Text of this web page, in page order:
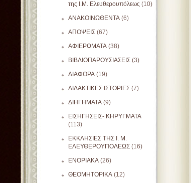
της Ι.Μ. Ελευθερουπόλεως (10)
ΑΝΑΚΟΙΝΩΘΕΝΤΑ (6)
ΑΠΟΨΕΙΣ (67)
ΑΦΙΕΡΩΜΑΤΑ (38)
ΒΙΒΛΙΟΠΑΡΟΥΣΙΑΣΕΙΣ (3)
ΔΙΑΦΟΡΑ (19)
ΔΙΔΑΚΤΙΚΕΣ ΙΣΤΟΡΙΕΣ (7)
ΔΙΗΓΗΜΑΤΑ (9)
ΕΙΣΗΓΗΣΕΙΣ- ΚΗΡΥΓΜΑΤΑ
(113)
ΕΚΚΛΗΣΙΕΣ ΤΗΣ Ι. Μ.
ΕΛΕΥΘΕΡΟΥΠΟΛΕΩΣ (16)
ΕΝΟΡΙΑΚΑ (26)
ΘΕΟΜΗΤΟΡΙΚΑ (12)